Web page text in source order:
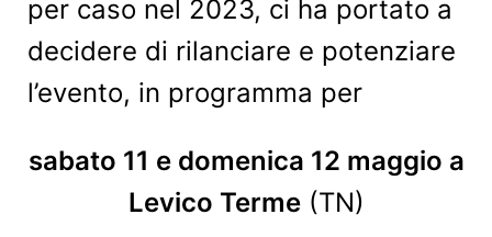
per caso nel 2023, ci ha portato a
decidere di rilanciare e potenziare
l’evento, in programma per
sabato 11 e domenica 12 maggio a
Levico Terme(TN)